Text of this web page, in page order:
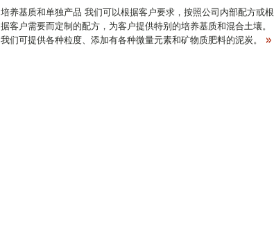
培养基质和单独产品 我们可以根据客户要求，按照公司内部配方或根
据客户需要而定制的配方，为客户提供特别的培养基质和混合土壤。
我们可提供各种粒度、添加有各种微量元素和矿物质肥料的泥炭。